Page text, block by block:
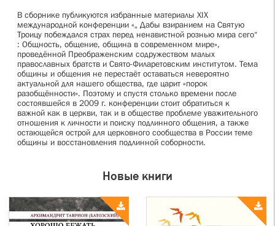
В сборнике публикуются избранные материалы XIX
международной конференции «„ Дабы взиранием на Святую
Троицу побеждался страх перед ненавистной рознью мира сего“
: Общность, общение, община в современном мире»,
проведённой Преображенским содружеством малых
православных братств и Свято-Филаретовским институтом. Тема
общины и общения не перестаёт оставаться невероятно
актуальной для нашего общества, где царит «порок
разобщённости». Поэтому и спустя столько времени после
состоявшейся в 2009 г. конференции стоит обратиться к
важной как в церкви, так и в обществе проблеме уважительного
отношения к личности и поиску подлинного общения, а также
остающейся острой для церковного сообщества в России теме
общины и восстановления подлинной соборности.
Новые книги